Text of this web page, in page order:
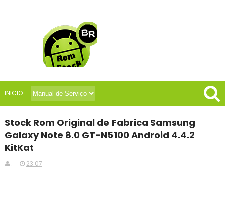
INICIO
Stock Rom Original de Fabrica Samsung
Galaxy Note 8.0 GT-N5100 Android 4.4.2
KitKat
. 23:07